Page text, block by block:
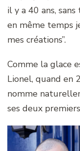
il y a 40 ans,
en même temps
mes créations”.
Comme la glace
Lionel, quand en
nomme
ses deux